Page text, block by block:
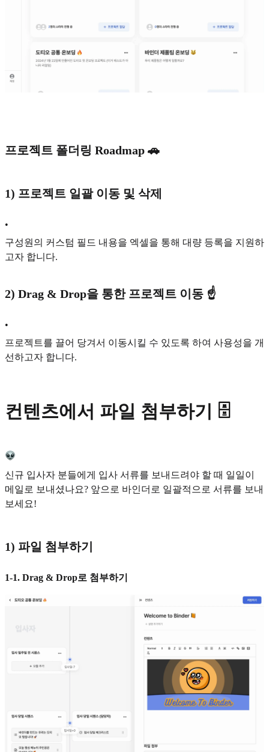
프로젝트 폴더링 Roadmap 🚗
1) 프로젝트 일괄 이동 및 삭제
•
구성원의 커스텀 필드 내용을 엑셀을 통해 대량 등록을 지원하
고자 합니다.
2) Drag & Drop을 통한 프로젝트 이동 ☝️
•
프로젝트를 끌어 당겨서 이동시킬 수 있도록 하여 사용성을 개
선하고자 합니다.
컨텐츠에서 파일 첨부하기 🗄️
신규 입사자 분들에게 입사 서류를 보내드려야 할 때 일일이
메일로 보내셨나요? 앞으로 바인더로 일괄적으로 서류를 보내
보세요!
1) 파일 첨부하기
1-1. Drag & Drop로 첨부하기